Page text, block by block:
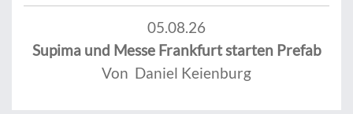
05.08.26
Supima und Messe Frankfurt starten Prefab
Von Daniel Keienburg